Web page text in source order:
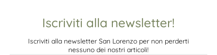
Iscriviti alla newsletter!
Iscriviti alla newsletter San Lorenzo per non perderti
nessuno dei nostri articoli!